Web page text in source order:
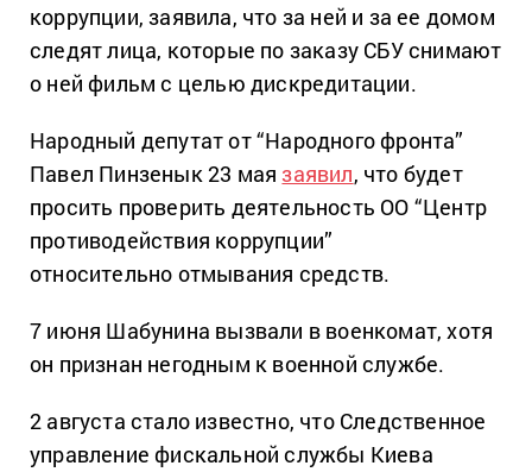
коррупции, заявила, что за ней и за ее домом
следят лица, которые по заказу СБУ снимают
о ней фильм с целью дискредитации.
Народный депутат от “Народного фронта”
Павел Пинзенык 23 маязаявил, что будет
просить проверить деятельность ОО “Центр
противодействия коррупции”
относительно отмывания средств.
7 июня Шабунина вызвали в военкомат, хотя
он признан негодным к военной службе.
2 августа стало известно, что Следственное
управление фискальной службы Киева